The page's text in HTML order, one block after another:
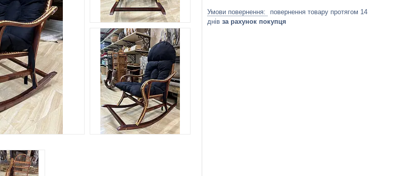
повернення товару протягом 14
днів за рахунок покупця